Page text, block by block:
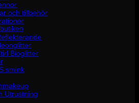
i varukorgen.
och tillbehör
Bioglitter
smink
Utrustning